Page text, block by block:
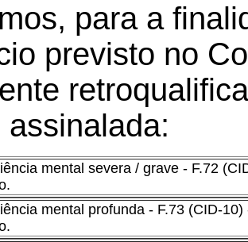
para a
previsto no
assinalada:
mental severa / grave - F.72
mental profunda - F.73 (CID-